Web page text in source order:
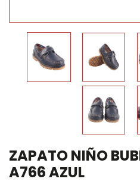
ZAPATO NIÑO
A766 AZUL